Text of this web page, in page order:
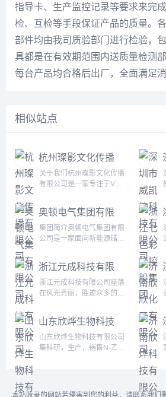
指导卡、生产监控记录等要求来完
检、互检等手段保证产品的质量。
部件均由我司质验部门进行检验，
具都是在有效期范围内送质量检测
每台产品均合格后出厂，全面满足消
相似站点
杭州璨影文化传播
有限公司
关于我们杭州璨影文化传播
有限公司是一家专注于VR
创新型企业，立足杭州，辐
射全国。我们以“用科技呈现
视觉之美”为使命，致力于为
客户提供高品质的沉浸式数
销。我们运用前沿的VR全
景×数字导览技术，为杭州
本地及全国的房地产、工
奥顿电气集团有限
公司
集团简介奥顿电气集团有限
公司是一家面向新能源储
提供变压器/高低压开关设备
的国家级高新技术企业。公
司配备10余万平方米现代化
厂房，自主掌控油箱、片式
600+台，紧急订单24小时
响应，产品服务覆盖全国32
个省级行政区及海外非洲国
浙江元成科技有限
公司
浙江元成科技有限公司座落
在风光秀丽，胜迹众多的浙
道之源的枢纽浙江省新昌县
境内。元成科技成立于2018
年，是一家专注于精密注塑
制品研发、生产及销售的高
解决方案。本公司拥有21
山东欣烨生物科技
有限公司
山东欣烨生物科技有限公司
集科研，生产，销售N-乙烯
丁酰肼原药,固体甲醇钠,甲
本站收录的网站若侵害到您的利益，请联系我们